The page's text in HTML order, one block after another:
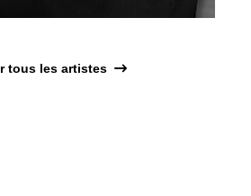
tous les artistes